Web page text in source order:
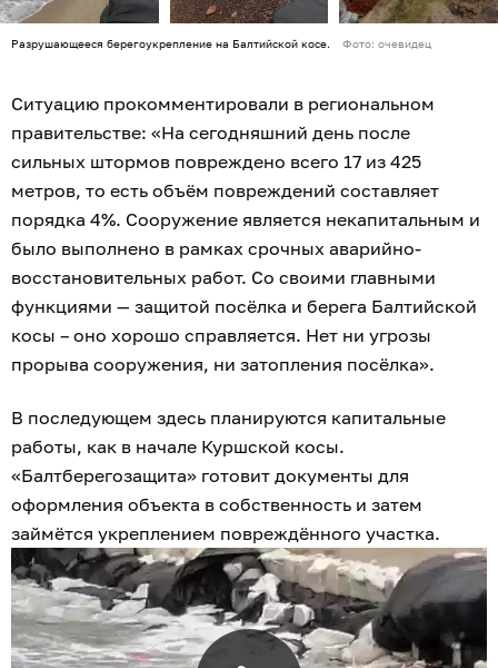
Разрушающееся берегоукрепление на Балтийской косе. Фото: очевидец
Ситуацию прокомментировали в региональном
правительстве: «На сегодняшний день после
сильных штормов повреждено всего 17 из 425
метров, то есть объём повреждений составляет
порядка 4%. Сооружение является некапитальным и
было выполнено в рамках срочных аварийно-
восстановительных работ. Со своими главными
функциями — защитой посёлка и берега Балтийской
косы – оно хорошо справляется. Нет ни угрозы
прорыва сооружения, ни затопления посёлка».
В последующем здесь планируются капитальные
работы, как в начале Куршской косы.
«Балтберегозащита» готовит документы для
оформления объекта в собственность и затем
займётся укреплением повреждённого участка.